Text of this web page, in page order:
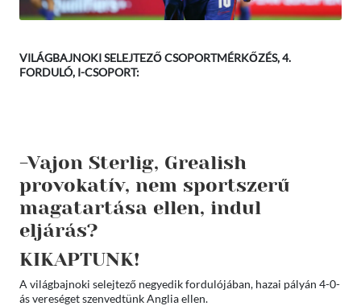
VILÁGBAJNOKI SELEJTEZŐ CSOPORTMÉRKŐZÉS, 4.
FORDULÓ, I-CSOPORT:
-Vajon Sterlig, Grealish
provokatív, nem sportszerű
magatartása ellen, indul
eljárás?
KIKAPTUNK!
A világbajnoki selejtező negyedik fordulójában, hazai pályán 4-0-
ás vereséget szenvedtünk Anglia ellen.